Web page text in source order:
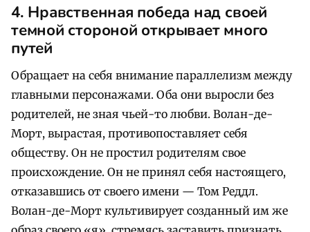
4. Нравственная победа над своей
темной стороной открывает много
путей
Обращает на себя внимание параллелизм между
главными персонажами. Оба они выросли без
родителей, не зная чьей-то любви. Волан-де-
Морт, вырастая, противопоставляет себя
обществу. Он не простил родителям свое
происхождение. Он не принял себя настоящего,
отказавшись от своего имени — Том Реддл.
Волан-де-Морт культивирует созданный им же